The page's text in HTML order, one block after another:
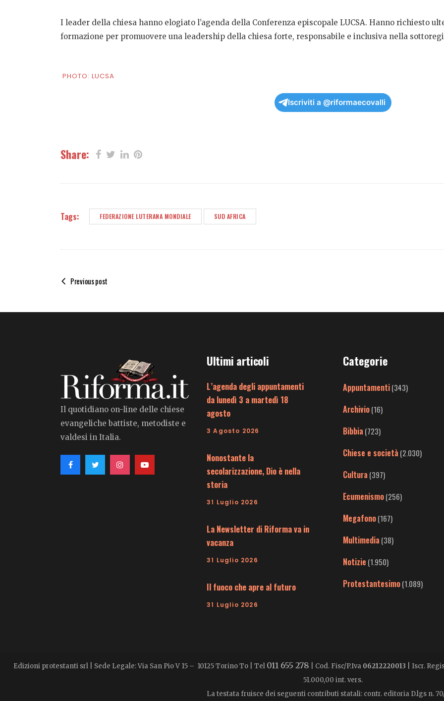
I leader della chiesa hanno elogiato l’agenda della Conferenza episcopale LUCSA. Hanno richiesto
formazione per promuovere una leadership della chiesa forte, responsabile e inclusiva nella
PHOTO: LUCSA
Iscriviti a @riformaecovalli
Share:
Tags: FEDERAZIONE LUTERANA MONDIALE SUD AFRICA
Previous post
Il quotidiano on-line delle chiese
evangeliche battiste, metodiste e
valdesi in Italia.
Ultimi articoli
L’agenda degli appuntamenti
da lunedì 3 a martedì 18
agosto
3 Agosto 2026
Nonostante la
secolarizzazione, Dio è nella
storia
31 Luglio 2026
La Newsletter di Riforma va in
vacanza
31 Luglio 2026
Il fuoco che apre al futuro
31 Luglio 2026
Categorie
Appuntamenti(343)
Archivio(16)
Bibbia (723)
Chiese e società (2.030)
Cultura (397)
Ecumenismo(256)
Megafono(167)
Multimedia (38)
Notizie (1.950)
Protestantesimo(1.089)
Edizioni protestanti srl | Sede Legale: Via San Pio V 15 – 10125 Torino To | Tel 011 655 278 | Cod. Fisc/P.Iva 06212220013 | Iscr.
51.000,00 int. vers.
La testata fruisce dei seguenti contributi statali: contr. editoria D.lgs n. 70/